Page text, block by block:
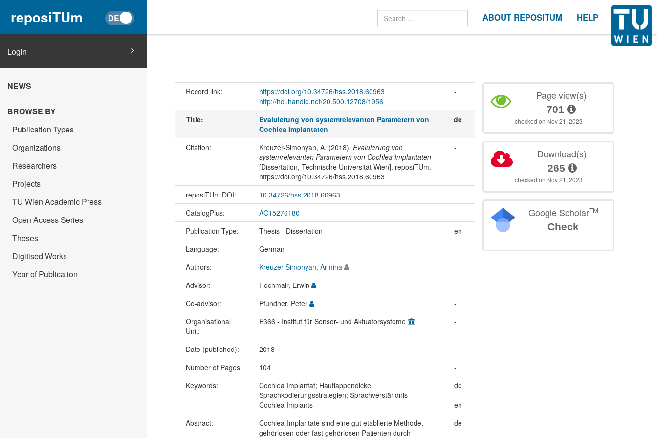
reposiTUm ABOUT REPOSITUM HELP
Login
NEWS
BROWSE BY
Publication Types
Organizations
Researchers
Projects
TU Wien Academic Press
Open Access Series
Theses
Digitised Works
Year of Publication
Record link:
https://doi.org/10.34726/hss.2018.60963
http://hdl.handle.net/20.500.12708/1956
-
Title:
Evaluierung von systemrelevanten Parametern von
Cochlea Implantaten
de
Citation: Kreuzer-Simonyan, A. (2018). Evaluierung von
systemrelevanten Parametern von Cochlea Implantaten
[Dissertation, Technische Universität Wien]. reposiTUm.
https://doi.org/10.34726/hss.2018.60963
-
reposiTUm DOI: 10.34726/hss.2018.60963
-
CatalogPlus:
AC15276180
-
Publication Type:
Thesis - Dissertation
en
Language:
German
-
Authors:
Kreuzer-Simonyan, Armina
-
Advisor:
Hochmair, Erwin
-
Co-advisor:
Pfundner, Peter
-
Organisational
Unit:
E366 - Institut für Sensor- und Aktuatorsysteme -
Date (published): 2018
-
Number of Pages:
104
-
Keywords:
Cochlea Implantat; Hautlappendicke;
Sprachkodierungsstrategien; Sprachverständnis
de
Cochlea Implants
en
Abstract:
Cochlea-Implantate sind eine gut etablierte Methode,
gehörlosen oder fast gehörlosen Patienten durch
de
Page view(s)
701
checked on Nov 21, 2023
Download(s)
265
checked on Nov 21, 2023
Google ScholarTM
Check